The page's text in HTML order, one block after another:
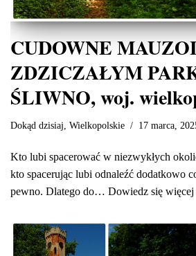
CUDOWNE
ZDZICZAŁYM
ŚLIWNO, woj.
Dokąd dzisiaj Wielkopolskie 17 marca,
Kto lubi spacerować w niezwykłych
kto spacerując lubi odnaleźć dodatkowo
pewno. Dlatego do… Dowiedz się więcej